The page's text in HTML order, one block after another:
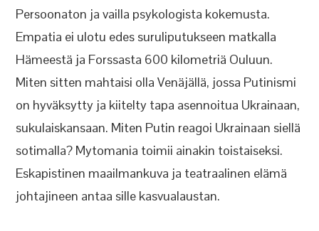
Persoonaton ja vailla psykologista kokemusta.
Empatia ei ulotu edes suruliputukseen matkalla
Hämeestä ja Forssasta 600 kilometriä Ouluun.
Miten sitten mahtaisi olla Venäjällä, jossa Putinismi
on hyväksytty ja kiitelty tapa asennoitua Ukrainaan,
sukulaiskansaan. Miten Putin reagoi Ukrainaan siellä
sotimalla? Mytomania toimii ainakin toistaiseksi.
Eskapistinen maailmankuva ja teatraalinen elämä
johtajineen antaa sille kasvualaustan.